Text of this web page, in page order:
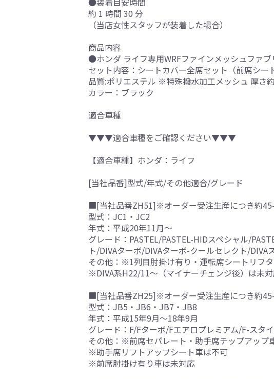
約 1 時間 30 分
（当店女性スタッフが装着した場合）
商品内容
●ホンダ ライフ専用WRFファインメッシュファブ
セット内容：シートカバー全席セット（前席シー
品質:ポリエステル ※特殊撥水加工メッシュ 厚さ
カラー：ブラック
適合車種
▼▼▼適合車種をご確認ください▼▼▼
【適合車種】ホンダ：ライフ
[当社品番]型式/年式/その他適合/グレード
■[当社品番ZH51]※オーダー受注生産につき約
型式：JC1・JC2
年式：平成20年11月～
グレード：PASTEL/PASTEL-HIDスペシャル/
ト/DIVAターボ/DIVAターボ-クールセレクト/
その他：※1列目肘掛け有り・運転席シートリフ
※DIVA系H22/11～（マイナーチェンジ後）は未
■[当社品番ZH25]※オーダー受注生産につき約
型式：JB5・JB6・JB7・JB8
年式：平成15年9月～18年9月
グレード：F/Fターボ/Fエアロプレミアム/F-スタ
その他：※前席セパレート・助手席チップアップ
※助手席リフトアップシート車は不可
※前席肘掛け有り車は未対応